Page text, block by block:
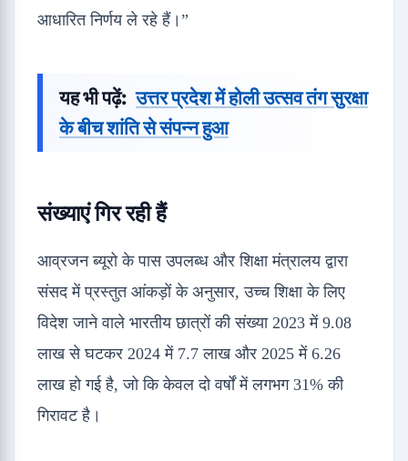
आधारित निर्णय ले रहे हैं।”
यह भी पढ़ें: उत्तर प्रदेश में होली उत्सव तंग सुरक्षा
के बीच शांति से संपन्न हुआ
संख्याएं गिर रही हैं
आव्रजन ब्यूरो के पास उपलब्ध और शिक्षा मंत्रालय द्वारा
संसद में प्रस्तुत आंकड़ों के अनुसार, उच्च शिक्षा के लिए
विदेश जाने वाले भारतीय छात्रों की संख्या 2023 में 9.08
लाख से घटकर 2024 में 7.7 लाख और 2025 में 6.26
लाख हो गई है, जो कि केवल दो वर्षों में लगभग 31% की
गिरावट है।